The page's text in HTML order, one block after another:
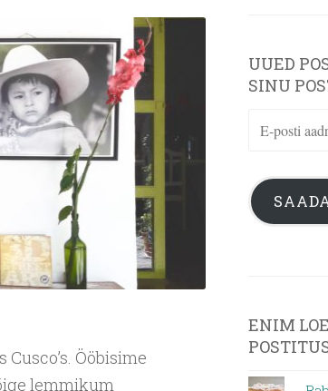
Ööbisime
lemmikum
UUED
SINU
E-
aadress
ENIM